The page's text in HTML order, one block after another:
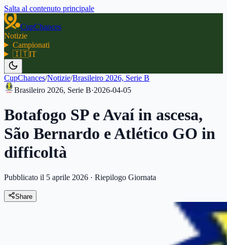
Salta al contenuto principale
CupChances
Notizie
Campionati
🇮🇹IT
CupChances/Notizie/Brasileiro 2026, Serie B
Brasileiro 2026, Serie B·2026-04-05
Botafogo SP e Avaí in ascesa,
São Bernardo e Atlético GO in
difficoltà
Pubblicato il 5 aprile 2026 · Riepilogo Giornata
Share